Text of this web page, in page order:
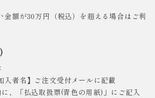
金額が30万円（税込）を超える場合はご利
入者名】ご注文受付メールに記載
、「払込取扱票(青色の用紙)」にご記入